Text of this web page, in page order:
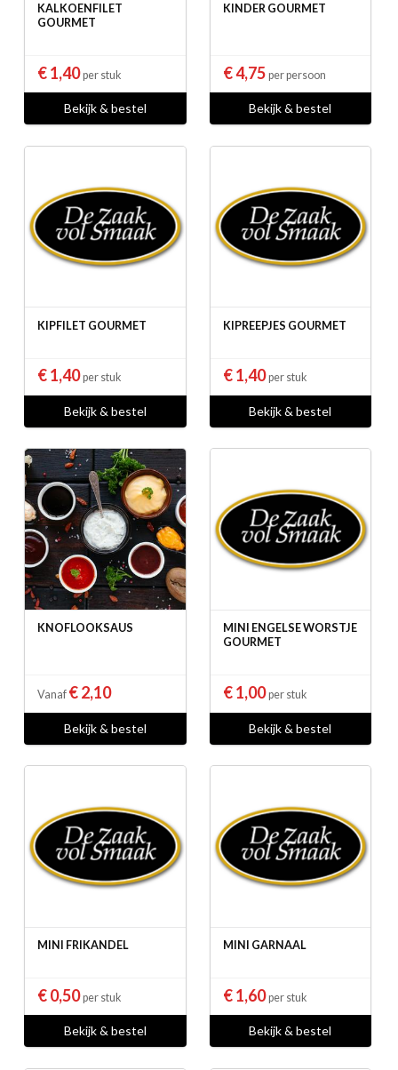
KALKOENFILET
GOURMET
€ 1,40per stuk
Bekijk & bestel
KINDER GOURMET
€ 4,75 per persoon
Bekijk & bestel
KIPFILET GOURMET
€ 1,40per stuk
Bekijk & bestel
KIPREEPJES GOURMET
€ 1,40per stuk
Bekijk & bestel
KNOFLOOKSAUS
Vanaf € 2,10
Bekijk & bestel
MINI ENGELSE WORSTJE
GOURMET
€ 1,00per stuk
Bekijk & bestel
MINI FRIKANDEL
€ 0,50per stuk
Bekijk & bestel
MINI GARNAAL
€ 1,60per stuk
Bekijk & bestel